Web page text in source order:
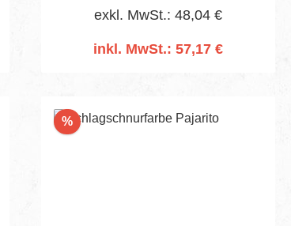
exkl. MwSt.: 48,04 €
inkl. MwSt.: 57,17 €
%Rabatt